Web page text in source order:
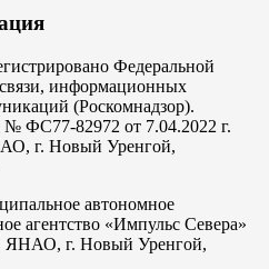
Федеральной
информационных
(Роскомнадзор).
ФС77-82972 от 7.04.2022 г.
г. Новый Уренгой,
автономное
агентство «Импульс Севера»
ЯНАО, г. Новый Уренгой,